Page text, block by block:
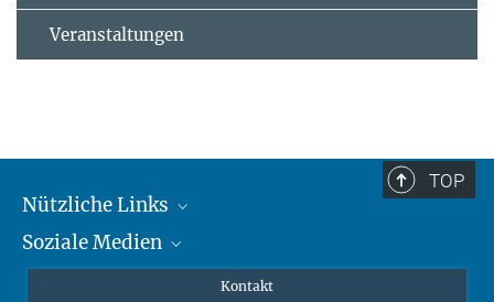
Veranstaltungen
TOP
Nützliche Links
MMG Alumni Corner
Soziale Medien
Kontakt